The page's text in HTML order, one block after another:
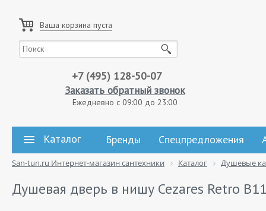
Ваша корзина пуста
+7 (495) 128-50-07
Заказать обратный звонок
Ежедневно с 09:00 до 23:00
Каталог Бренды Спецпредложения
San-tun.ru Интернет-магазин сантехники Каталог Душевые
Душевая дверь в нишу Cezares Retro